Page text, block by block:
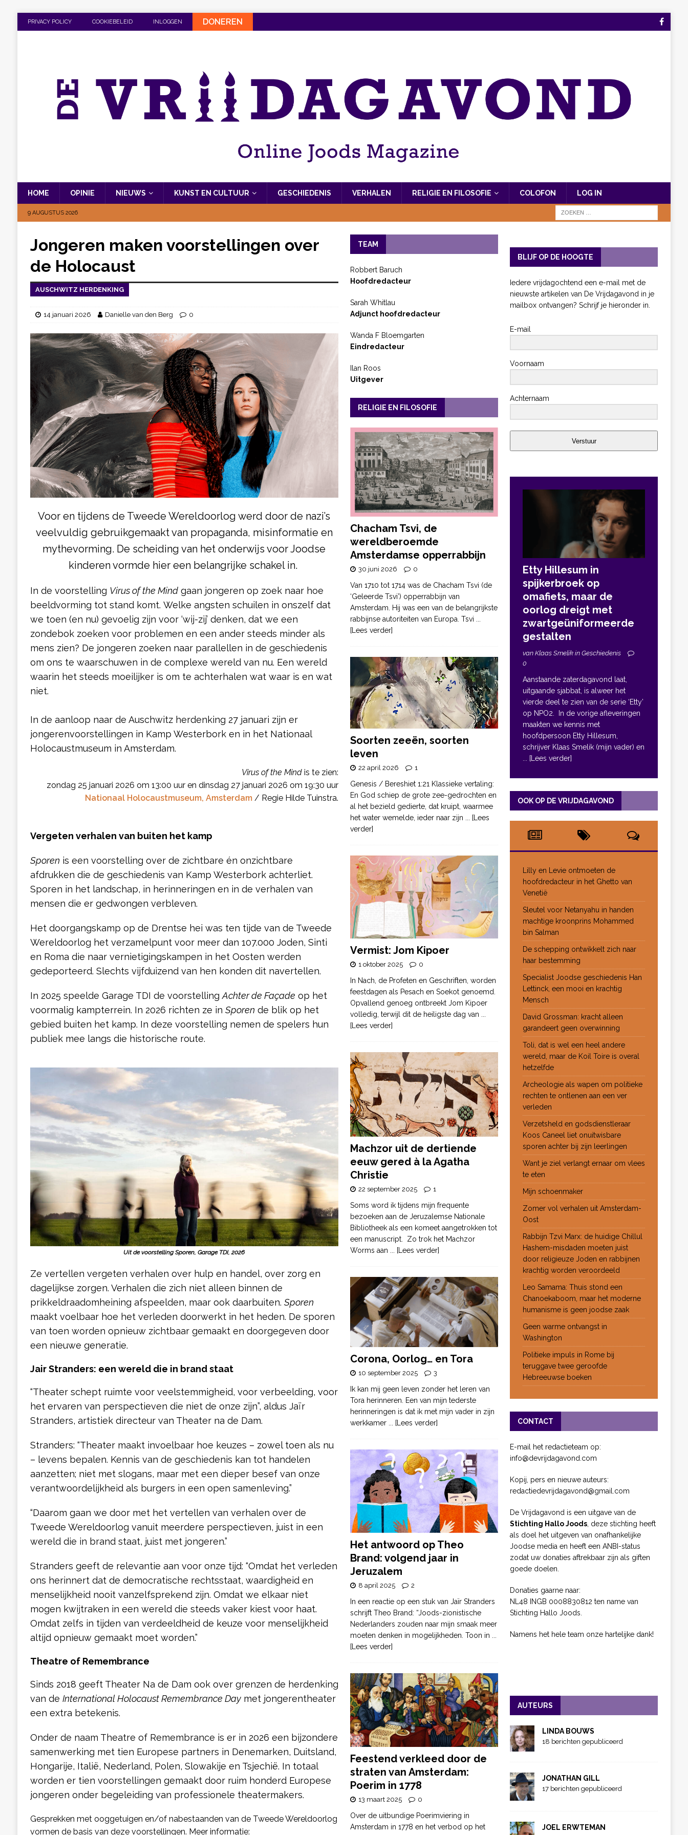
PRIVACY POLICY COOKIEBELEID INLOGGEN DONEREN
HOME OPINIE NIEUWS KUNST EN CULTUUR GESCHIEDENIS VERHALEN RELIGIE EN FILOSOFIE COLOFON LOG IN
9 AUGUSTUS 2026
Jongeren maken voorstellingen over
de Holocaust
AUSCHWITZ HERDENKING
14 januari 2026 Danielle van den Berg 0
Voor en tijdens de Tweede Wereldoorlog werd door de nazi’s
veelvuldig gebruikgemaakt van propaganda, misinformatie en
mythevorming. De scheiding van het onderwijs voor Joodse
kinderen vormde hier een belangrijke schakel in.
In de voorstelling Virus of the Mindgaan jongeren op zoek naar hoe
beeldvorming tot stand komt. Welke angsten schuilen in onszelf dat
we toen (en nu) gevoelig zijn voor ‘wij-zij’ denken, dat we een
zondebok zoeken voor problemen en een ander steeds minder als
mens zien? De jongeren zoeken naar parallellen in de geschiedenis
om ons te waarschuwen in de complexe wereld van nu. Een wereld
waarin het steeds moeilijker is om te achterhalen wat waar is en wat
niet.
In de aanloop naar de Auschwitz herdenking 27 januari zijn er
jongerenvoorstellingen in Kamp Westerbork en in het Nationaal
Holocaustmuseum in Amsterdam.
Virus of the Mindis te zien:
zondag 25 januari 2026 om 13:00 uur en dinsdag 27 januari 2026 om 19:30 uur
Nationaal Holocaustmuseum, Amsterdam/ Regie Hilde Tuinstra.
Vergeten verhalen van buiten het kamp
Sporen is een voorstelling over de zichtbare én onzichtbare
afdrukken die de geschiedenis van Kamp Westerbork achterliet.
Sporen in het landschap, in herinneringen en in de verhalen van
mensen die er gedwongen verbleven.
Het doorgangskamp op de Drentse hei was ten tijde van de Tweede
Wereldoorlog het verzamelpunt voor meer dan 107.000 Joden, Sinti
en Roma die naar vernietigingskampen in het Oosten werden
gedeporteerd. Slechts vijfduizend van hen konden dit navertellen.
In 2025 speelde Garage TDI de voorstellingAchter de Façade op het
voormalig kampterrein. In 2026 richten ze in Sporen de blik op het
gebied buiten het kamp. In deze voorstelling nemen de spelers hun
publiek mee langs die historische route.
Uit de voorstelling Sporen, Garage TDI, 2026
Ze vertellen vergeten verhalen over hulp en handel, over zorg en
dagelijkse zorgen. Verhalen die zich niet alleen binnen de
prikkeldraadomheining afspeelden, maar ook daarbuiten. Sporen
maakt voelbaar hoe het verleden doorwerkt in het heden. De sporen
van toen worden opnieuw zichtbaar gemaakt en doorgegeven door
een nieuwe generatie.
Jair Stranders: een wereld die in brand staat
“Theater schept ruimte voor veelstemmigheid, voor verbeelding, voor
het ervaren van perspectieven die niet de onze zijn”, aldus Jaïr
Stranders, artistiek directeur van Theater na de Dam.
Stranders: “Theater maakt invoelbaar hoe keuzes – zowel toen als nu
– levens bepalen. Kennis van de geschiedenis kan tot handelen
aanzetten; niet met slogans, maar met een dieper besef van onze
verantwoordelijkheid als burgers in een open samenleving.”
“Daarom gaan we door met het vertellen van verhalen over de
Tweede Wereldoorlog vanuit meerdere perspectieven, juist in een
wereld die in brand staat, juist met jongeren.”
Stranders geeft de relevantie aan voor onze tijd: “Omdat het verleden
ons herinnert dat de democratische rechtsstaat, waardigheid en
menselijkheid nooit vanzelfsprekend zijn. Omdat we elkaar niet
mogen kwijtraken in een wereld die steeds vaker kiest voor haat.
Omdat zelfs in tijden van verdeeldheid de keuze voor menselijkheid
altijd opnieuw gemaakt moet worden.”
Theatre of Remembrance
Sinds 2018 geeft Theater Na de Dam ook over grenzen de herdenking
van de International Holocaust Remembrance Daymet jongerentheater
een extra betekenis.
Onder de naam Theatre of Remembrance is er in 2026 een bijzondere
samenwerking met tien Europese partners in Denemarken, Duitsland,
Hongarije, Italië, Nederland, Polen, Slowakije en Tsjechië. In totaal
worden er tien voorstellingen gemaakt door ruim honderd Europese
jongeren onder begeleiding van professionele theatermakers.
Gesprekken met ooggetuigen en/of nabestaanden van de Tweede Wereldoorlog
vormen de basis van deze voorstellingen. Meer informatie:
TEAM
Robbert Baruch
Hoofdredacteur
Sarah Whitlau
Adjunct hoofdredacteur
Wanda F Bloemgarten
Eindredacteur
Ilan Roos
Uitgever
RELIGIE EN FILOSOFIE
Chacham Tsvi, de
wereldberoemde
Amsterdamse opperrabbijn
30 juni 2026 0
Van 1710 tot 1714 was de Chacham Tsvi (de
‘Geleerde Tsvi’) opperrabbijn van
Amsterdam. Hij was een van de belangrijkste
rabbijnse autoriteiten van Europa. Tsvi
[Lees verder]
Soorten zeeën, soorten
leven
22 april 2026 1
Genesis / Bereshiet 1:21 Klassieke vertaling:
En God schiep de grote zee-gedrochten en
al het bezield gedierte, dat kruipt, waarmee
het water wemelde, ieder naar zijn ... [Lees
verder]
Vermist: Jom Kipoer
1 oktober 2025 0
In Nach, de Profeten en Geschriften, worden
feestdagen als Pesach en Soekot genoemd.
Opvallend genoeg ontbreekt Jom Kipoer
volledig, terwijl dit de heiligste dag van
[Lees verder]
Machzor uit de dertiende
eeuw gered à la Agatha
Christie
22 september 2025 1
Soms word ik tijdens mijn frequente
bezoeken aan de Jeruzalemse Nationale
Bibliotheek als een komeet aangetrokken tot
een manuscript. Zo trok het Machzor
Worms aan ... [Lees verder]
Corona, Oorlog… en Tora
10 september 2025 3
Ik kan mij geen leven zonder het leren van
Tora herinneren. Een van mijn tederste
herinneringen is dat ik met mijn vader in zijn
werkkamer ... [Lees verder]
Het antwoord op Theo
Brand: volgend jaar in
Jeruzalem
8 april 2025 2
In een reactie op een stuk van Jaïr Stranders
schrijft Theo Brand: “Joods-zionistische
Nederlanders zouden naar mijn smaak meer
moeten denken in mogelijkheden. Toon in
[Lees verder]
Feestend verkleed door de
straten van Amsterdam:
Poerim in 1778
13 maart 2025 0
Over de uitbundige Poerimviering in
Amsterdam in 1778 en het verbod op het
BLIJF OP DE HOOGTE
Iedere vrijdagochtend een e-mail met de
nieuwste artikelen van De Vrijdagavond in je
mailbox ontvangen? Schrijf je hieronder in.
E-mail
Voornaam
Achternaam
Verstuur
Etty Hillesum in
spijkerbroek op
omafiets, maar de
oorlog dreigt met
zwartgeüniformeerde
gestalten
van Klaas Smelik in Geschiedenis
0
Aanstaande zaterdagavond laat,
uitgaande sjabbat, is alweer het
vierde deel te zien van de serie ‘Etty’
op NPO2. In de vorige afleveringen
maakten we kennis met
hoofdpersoon Etty Hillesum,
schrijver Klaas Smelik (mijn vader) en
... [Lees verder]
OOK OP DE VRIJDAGAVOND
Lilly en Levie ontmoeten de
hoofdredacteur in het Ghetto van
Venetië
Sleutel voor Netanyahu in handen
machtige kroonprins Mohammed
bin Salman
De schepping ontwikkelt zich naar
haar bestemming
Specialist Joodse geschiedenis Han
Lettinck, een mooi en krachtig
Mensch
David Grossman: kracht alleen
garandeert geen overwinning
Toli, dat is wel een heel andere
wereld, maar de Koil Toire is overal
hetzelfde
Archeologie als wapen om politieke
rechten te ontlenen aan een ver
verleden
Verzetsheld en godsdienstleraar
Koos Caneel liet onuitwisbare
sporen achter bij zijn leerlingen
Want je ziel verlangt ernaar om vlees
te eten
Mijn schoenmaker
Zomer vol verhalen uit Amsterdam-
Oost
Rabbijn Tzvi Marx: de huidige Chillul
Hashem-misdaden moeten juist
door religieuze Joden en rabbijnen
krachtig worden veroordeeld
Leo Samama: Thuis stond een
Chanoekaboom, maar het moderne
humanisme is geen joodse zaak
Geen warme ontvangst in
Washington
Politieke impuls in Rome bij
teruggave twee geroofde
Hebreeuwse boeken
CONTACT
E-mail het redactieteam op:
info@devrijdagavond.com
Kopij, pers en nieuwe auteurs:
redactiedevrijdagavond@gmail.com
De Vrijdagavond is een uitgave van de
Stichting Hallo Joods, deze stichting heeft
als doel het uitgeven van onafhankelijke
Joodse media en heeft een ANBI-status
zodat uw donaties aftrekbaar zijn als giften
goede doelen.
Donaties gaarne naar:
NL48 INGB 0008830812 ten name van
Stichting Hallo Joods.
Namens het hele team onze hartelijke dank!
AUTEURS
LINDA BOUWS
18 berichten gepubliceerd
JONATHAN GILL
17 berichten gepubliceerd
JOEL ERWTEMAN